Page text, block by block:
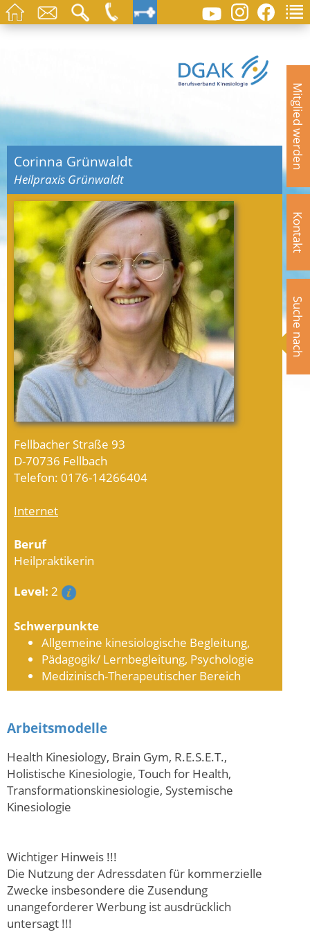
Mitglied werden
Kontakt
Suche nach
Corinna Grünwaldt
Heilpraxis Grünwaldt
Fellbacher Straße 93
D-70736 Fellbach
Telefon: 0176-14266404
Internet
Beruf
Heilpraktikerin
Level: 2
Schwerpunkte
Allgemeine kinesiologische Begleitung,
Pädagogik/ Lernbegleitung, Psychologie
Medizinisch-Therapeutischer Bereich
Arbeitsmodelle
Health Kinesiology, Brain Gym, R.E.S.E.T.,
Holistische Kinesiologie, Touch for Health,
Transformationskinesiologie, Systemische
Kinesiologie
Wichtiger Hinweis !!!
Die Nutzung der Adressdaten für kommerzielle
Zwecke insbesondere die Zusendung
unangeforderer Werbung ist ausdrücklich
untersagt !!!